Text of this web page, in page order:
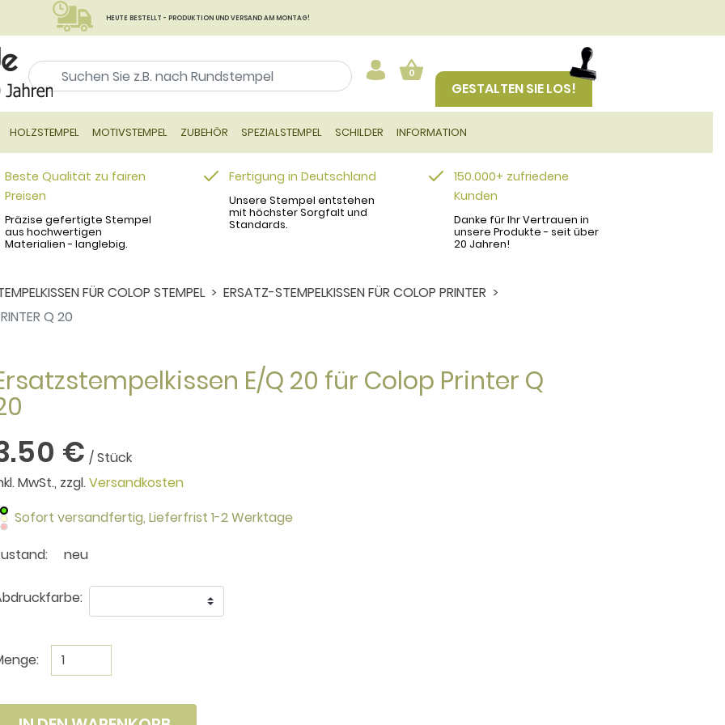
HEUTE BESTELLT - PRODUKTION UND VERSAND AM MONTAG!
0
GESTALTEN SIE LOS!
HOLZSTEMPEL MOTIVSTEMPEL ZUBEHÖR SPEZIALSTEMPEL SCHILDER INFORMATION
Beste Qualität zu fairen
Preisen
Präzise gefertigte Stempel
aus hochwertigen
Materialien - langlebig.
Fertigung in Deutschland
Unsere Stempel entstehen
mit höchster Sorgfalt und
Standards.
150.000+ zufriedene
Kunden
Danke für Ihr Vertrauen in
unsere Produkte - seit über
20 Jahren!
FÜR COLOP STEMPEL
ERSATZ-STEMPELKISSEN FÜR COLOP PRINTER
Q 20
E/Q 20 für Colop Printer Q
€ / Stück
MwSt., zzgl.Versandkosten
Sofort versandfertig, Lieferfrist 1-2 Werktage
neu